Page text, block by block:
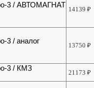
3 / АВТОМАГНАТ
14139₽
3 / аналог
13750₽
3 / КМЗ
21173₽